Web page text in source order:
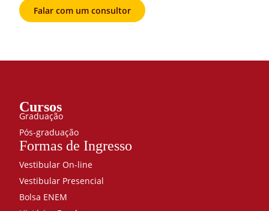
Falar com um consultor
Cursos
Graduação
Pós-graduação
Formas de Ingresso
Vestibular On-line
Vestibular Presencial
Bolsa ENEM